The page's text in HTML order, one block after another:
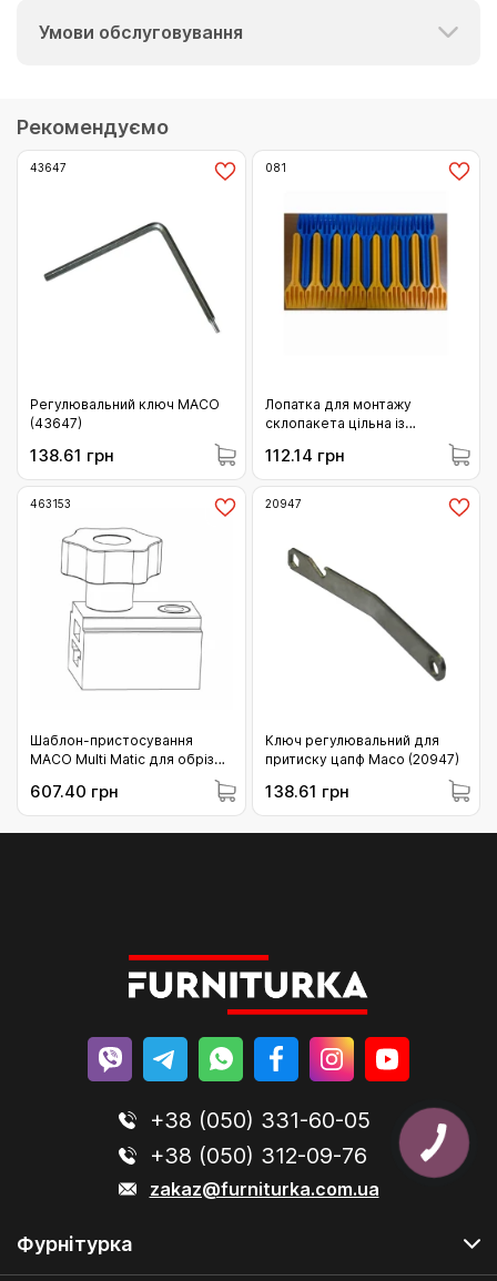
Умови обслуговування
Рекомендуємо
43647
Регулювальний ключ MACO
(43647)
138.61 грн
081
Лопатка для монтажу
склопакета цільна із
112.14 грн
463153
Шаблон-пристосування
MACO Multi Matic для обрізки
та свердління укорочуваних
елементів фурнітури
(463153)
607.40 грн
20947
Ключ регулювальний для
притиску цапф Масо (20947)
138.61 грн
+38 (050) 331-60-05
+38 (050) 312-09-76
zakaz@furniturka.com.ua
Фурнітурка